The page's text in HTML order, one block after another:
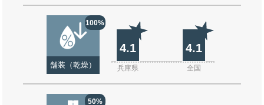
100%
舗装（乾燥）
4.1 4.1
兵庫県 全国
50%